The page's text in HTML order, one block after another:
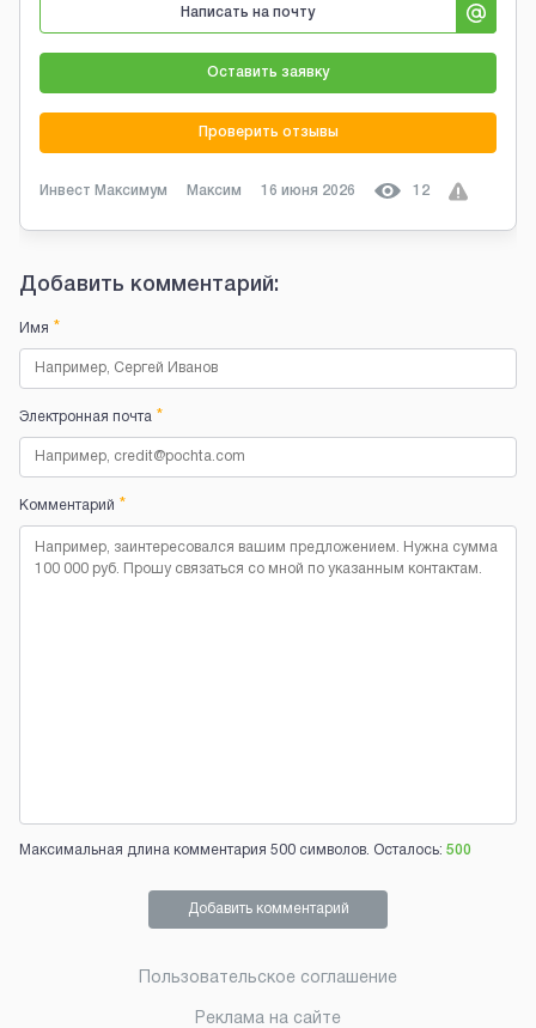
Написать на почту
Оставить заявку
Проверить отзывы
Инвест Максимум Максим 16 июня 2026 12
Добавить комментарий:
Имя *
Электронная почта *
Комментарий *
Максимальная длина комментария 500 символов. Осталось: 500
Добавить комментарий
Пользовательское соглашение
Реклама на сайте